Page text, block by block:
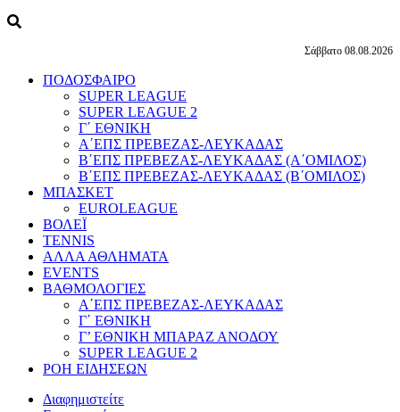
Σάββατο 08.08.2026
ΠΟΔΟΣΦΑΙΡΟ
SUPER LEAGUE
SUPER LEAGUE 2
Γ΄ ΕΘΝΙΚΗ
Α΄ΕΠΣ ΠΡΕΒΕΖΑΣ-ΛΕΥΚΑΔΑΣ
Β΄ΕΠΣ ΠΡΕΒΕΖΑΣ-ΛΕΥΚΑΔΑΣ (Α΄ΟΜΙΛΟΣ)
Β΄ΕΠΣ ΠΡΕΒΕΖΑΣ-ΛΕΥΚΑΔΑΣ (Β΄ΟΜΙΛΟΣ)
ΜΠΑΣΚΕΤ
EUROLEAGUE
ΒΟΛΕΪ
TENNIS
ΑΛΛΑ ΑΘΛΗΜΑΤΑ
EVENTS
ΒΑΘΜΟΛΟΓΙΕΣ
Α΄ΕΠΣ ΠΡΕΒΕΖΑΣ-ΛΕΥΚΑΔΑΣ
Γ΄ ΕΘΝΙΚΗ
Γ’ ΕΘΝΙΚΗ ΜΠΑΡΑΖ ΑΝΟΔΟΥ
SUPER LEAGUE 2
ΡΟΗ ΕΙΔΗΣΕΩΝ
Διαφημιστείτε